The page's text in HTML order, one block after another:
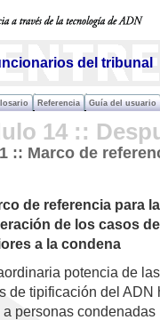
del tribunal
Referencia Guía del usuario
14 ::
:: Marco de
de referencia para la
de los casos
a la condena
potencia de las
de tipificación del ADN
a personas condenadas